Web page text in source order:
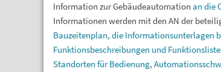
Information zurGebäudeautomation an die
Informationen werden mitden AN der
Bauzeitenplan, die Informationsunterlagen
Funktionsbeschreibungen und
Standorten fürBedienung,